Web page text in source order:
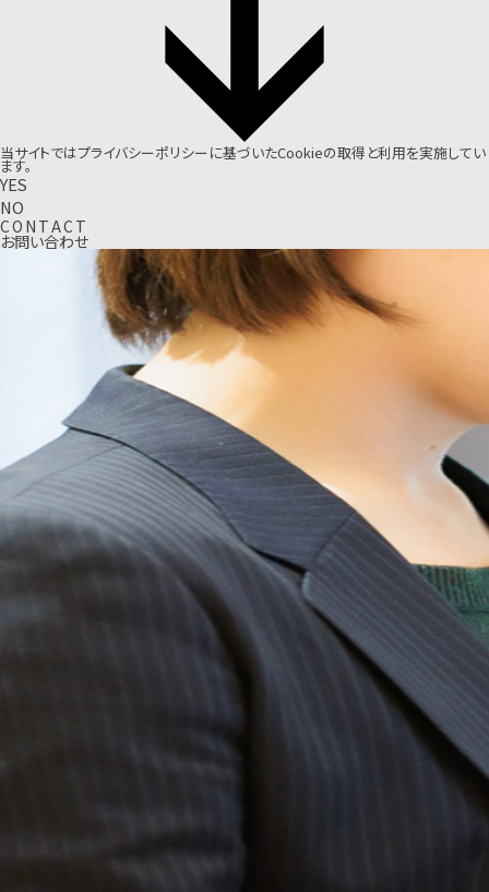
当サイトではプライバシーポリシーに基づいたCookieの取得と利用を実施してい
ます。
YES
NO
CO N TACT
お問い合わせ